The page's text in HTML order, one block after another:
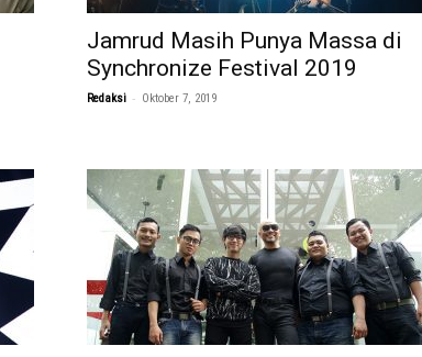
Jamrud Masih Punya Massa di
Synchronize Festival 2019
Redaksi - Oktober 7, 2019